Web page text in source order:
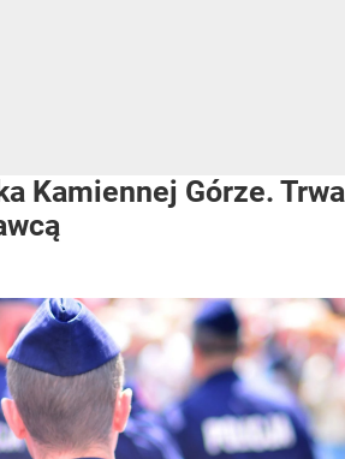
Kamiennej Górze. Trwa